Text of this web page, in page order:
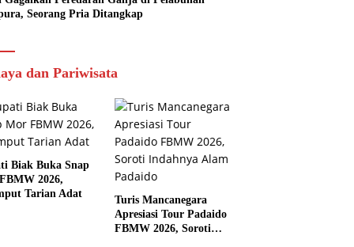
Seorang Pria Ditangkap
dan Pariwisata
Biak Buka Snap
2026,
Tarian Adat
Turis Mancanegara
Apresiasi Tour Padaido
FBMW 2026, Soroti